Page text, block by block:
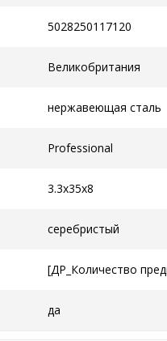
5028250117120
Великобритания
нержавеющая сталь
Professional
3.3x35x8
серебристый
[ДР_Количество
да